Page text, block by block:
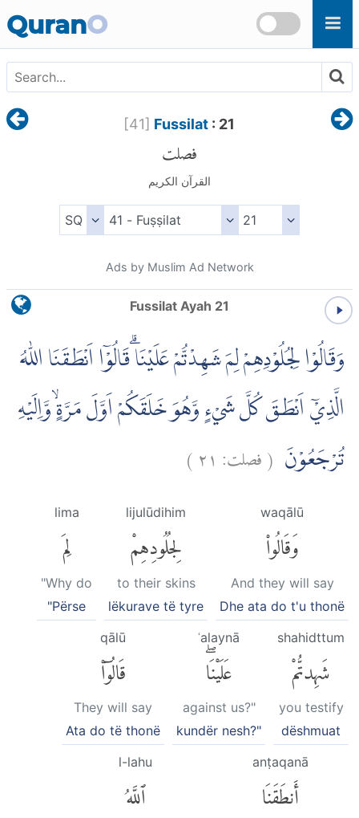
QuranO
[41] Fussilat : 21
فصلت
القرآن الكريم
Ads by Muslim Ad Network
Fussilat Ayah 21
وَقَالُوْا لِجُلُوْدِهِمْ لِمَ شَهِدْتُّمْ عَلَيْنَا ۗقَالُوْٓا اَنْطَقَنَا اللّٰهُ
الَّذِيْٓ اَنْطَقَ كُلَّ شَيْءٍ وَّهُوَ خَلَقَكُمْ اَوَّلَ مَرَّةٍۙ وَّاِلَيْهِ
تُرْجَعُوْنَ (فصلت: ٢١)
waqālū
وَقَالُوا۟
And they will say
Dhe ata do t'u thonë
lijulūdihim
لِجُلُودِهِمْ
to their skins
lëkurave të tyre
lima
لِمَ
"Why do
"Përse
shahidttum
شَهِدتُّمْ
you testify
dëshmuat
ʿalaynā
عَلَيْنَاۖ
against us?"
kundër nesh?"
qālū
قَالُوٓا۟
They will say
Ata do të thonë
anṭaqanā
أَنطَقَنَا
l-lahu
ٱللَّهُ